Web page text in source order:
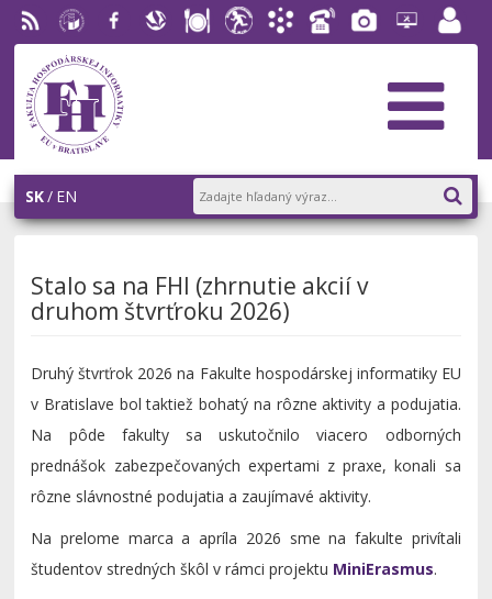
RSS EU v
Bratislave
FacebookSlovenskáStravovanie
ŠtudentskýAkademický
TelefónnyFotogaléria
Helpdesk
portál
SK EN
Stalo sa na FHI (zhrnutie akcií v
druhom štvrťroku 2026)
Druhý štvrťrok 2026 na Fakulte hospodárskej informatiky EU
v Bratislave bol taktiež bohatý na rôzne aktivity a podujatia.
Na pôde fakulty sa uskutočnilo viacero odborných
prednášok zabezpečovaných expertami z praxe, konali sa
rôzne slávnostné podujatia a zaujímavé aktivity.
Na prelome marca a apríla 2026 sme na fakulte privítali
študentov stredných škôl v rámci projektu MiniErasmus.